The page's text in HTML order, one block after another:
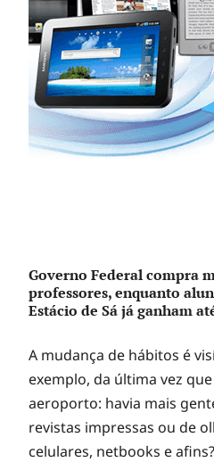
Governo Federal compra
professores, enquanto
Estácio de Sá já ganham
A mudança de hábitos é
exemplo, da última vez
aeroporto: havia mais
revistas impressas ou de
celulares, netbooks e